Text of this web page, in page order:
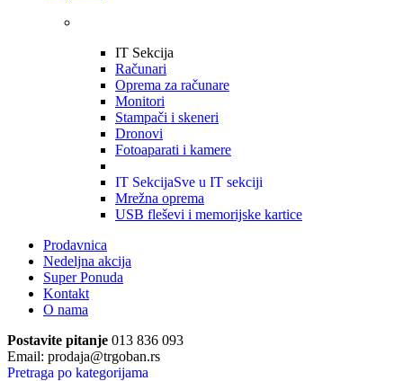
IT Sekcija
Računari
Oprema za računare
Monitori
Stampači i skeneri
Dronovi
Fotoaparati i kamere
IT SekcijaSve u IT sekciji
Mrežna oprema
USB fleševi i memorijske kartice
Prodavnica
Nedeljna akcija
Super Ponuda
Kontakt
O nama
Postavite pitanje 013 836 093
Email: prodaja@trgoban.rs
Pretraga po kategorijama